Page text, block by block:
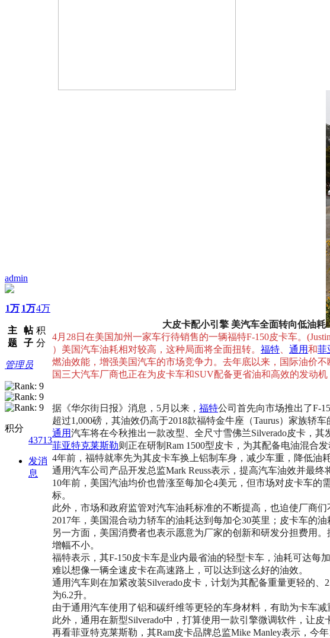
admin
1万
主
题
1万
帖
子
4万
积
分
管理员
积分
43713
发消
息
大皮卡配小引擎 美汽车全面转向低油耗
4月28日在美国加州一家车行待销售的一辆福特F-150皮卡车。(Justin
）美国汽车油耗相对较高，这种局面将全面扭转。 福特 通用和菲
燃油效能，增强美国汽车的市场竞争力。去年底以来，国际油价
国三大汽车厂商也正在为皮卡车和SUV配备更省油和高效的发动
据《华尔街日报》消息，5月以来， 福特公司首先向市场推出了F-
超过1,000磅，其油效仍高于2018款福特金牛座（Taurus）家族轿车
通用汽车将在今秋推出一款改型、全尺寸雪佛兰Silverado皮卡，
菲亚特克莱斯勒则正在研制Ram 1500型皮卡，为其配备电油混合
4年前，福特就率先为其皮卡车换上铝制车身，减少车重，降低油
通用汽车公司产品开发总监Mark Reuss表示，提高汽车油效并最
10年前，美国汽油均价也曾涨至每加仑4美元，但市场对皮卡车
标。
此外，市场和政府监管对汽车油耗标准的不断提高，也迫使厂商们
2017年，美国混合动力轿车的油耗达到每加仑30英里；皮卡车的油
另一方面，美国消费者也表示愿意为厂家的创新和研发分担费用
增幅不小。
福特表示，其F-150皮卡车是业内最省油的轻型卡车，油耗可达每
难以想像一辆全速皮卡在高速路上，可以达到这么好的油效。
通用汽车则在加紧改装Silverado皮卡，计划为其配备重量更轻的
为6.2升。
由于通用汽车使用了铝和碳纤维等更轻的车身材料，有助为卡车减
此外，通用在新型Silverado中，打算使用一款引擎微调软件，让
再看菲亚特克莱斯勒，其Ram皮卡品牌总监Mike Manley表示，今